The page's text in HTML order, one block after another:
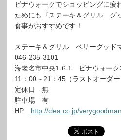
ビナウォークでショッピングに疲
ためにも『ステーキ＆グリル グ
食事がおすすめです！
ステーキ＆グリル ベリーグッド
046-235-3101
海老名市中央1-6-1 ビナウォーク
11：00～21：45（ラストオーダー
定休日 無
駐車場 有
HP http://clea.co.jp/